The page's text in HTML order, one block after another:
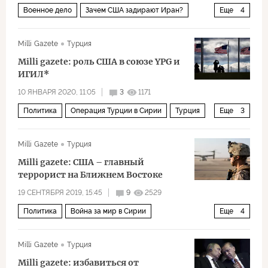
Еще 4
Военное дело Зачем США задирают Иран?
Milli Gazete
Турция
Milli gazete: роль США в союзе YPG и
ИГИЛ*
10 ЯНВАРЯ 2020, 11:05 3 1171
Еще 3
Политика Операция Турции в Сирии Турция
Milli Gazete Турция
Milli gazete: США – главный
террорист на Ближнем Востоке
19 СЕНТЯБРЯ 2019, 15:45 9 2529
Еще 4
Политика Война за мир в Сирии
Milli Gazete
Турция
Milli gazete: избавиться от